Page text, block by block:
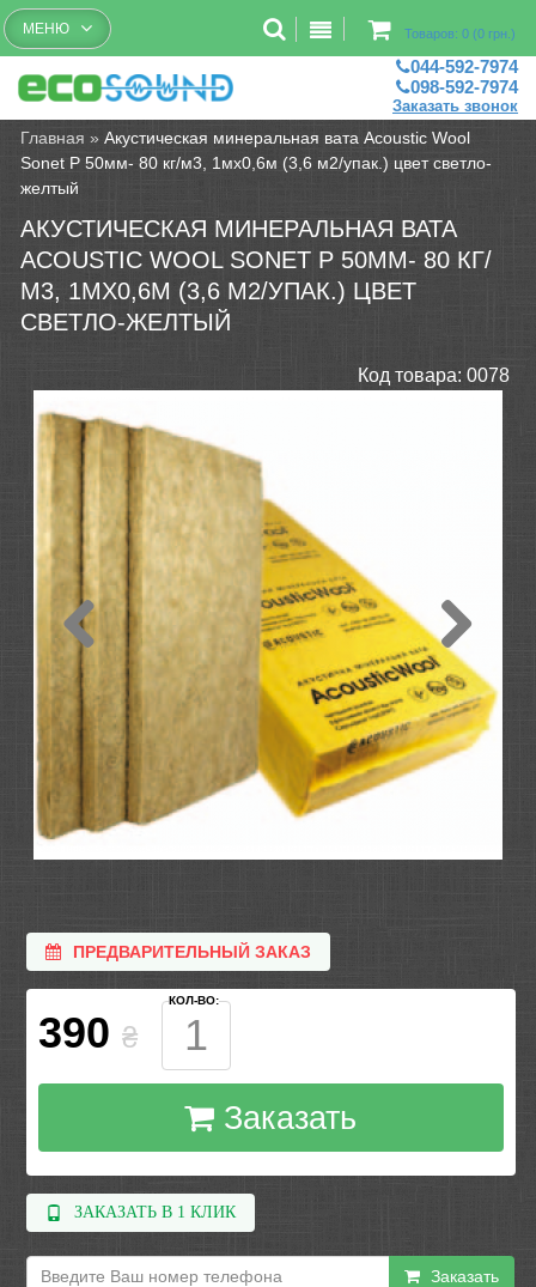
Бесплатный рассчет помещений
Товаров: 0 (0 грн.)
МЕНЮ
044-592-7974
098-592-7974
Заказать звонок
Главная »Акустическая минеральная вата Acoustic Wool
Sonet P 50мм- 80 кг/м3, 1мх0,6м (3,6 м2/упак.) цвет светло-
желтый
АКУСТИЧЕСКАЯ МИНЕРАЛЬНАЯ ВАТА
ACOUSTIC WOOL SONET P 50ММ- 80 КГ/
М3, 1МХ0,6М (3,6 М2/УПАК.) ЦВЕТ
СВЕТЛО-ЖЕЛТЫЙ
Код товара: 0078
ПРЕДВАРИТЕЛЬНЫЙ ЗАКАЗ
390 ₴
КОЛ-ВО:
Заказать
ЗАКАЗАТЬ В 1 КЛИК
Заказать